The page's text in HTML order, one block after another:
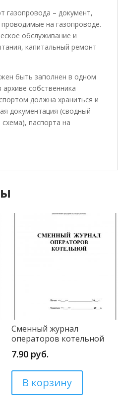
газопровода – документ,
на газопроводе.
обслуживание и
капитальный ремонт
быть заполнен в одном
собственника
должна храниться и
документация (сводный
паспорта на
Сменный журнал
операторов котельной
7.90руб.
В корзину